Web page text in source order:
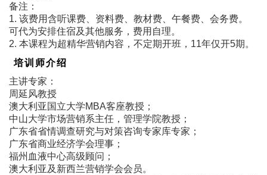
备注：
1. 该费用含听课费、资料费、教材费、午餐费、会务费。
可代为安排住宿及其他服务，费用自理。
2. 本课程为超精华营销内容，不定期开班，11年仅开5期。
培训师介绍
主讲专家：
周延风教授
澳大利亚国立大学MBA客座教授；
中山大学市场营销系主任，管理学院教授；
广东省省情调查研究与对策咨询专家库专家；
广东省商业经济学会理事；
福州血液中心高级顾问；
澳大利亚及新西兰营销学会会员。